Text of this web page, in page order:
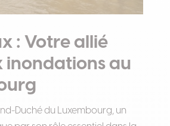
: Votre allié
inondations au
Duché du Luxembourg, un